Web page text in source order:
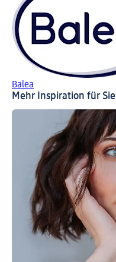
Balea
Mehr Inspiration für Sie